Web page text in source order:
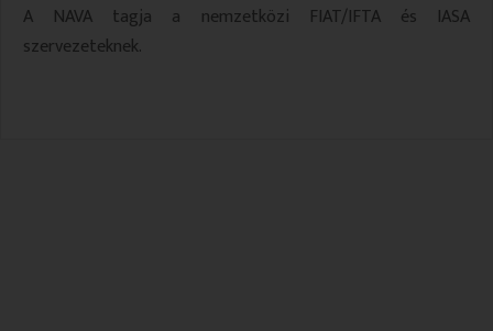
A NAVA tagja a nemzetközi FIAT/IFTA és IASA
szervezeteknek.